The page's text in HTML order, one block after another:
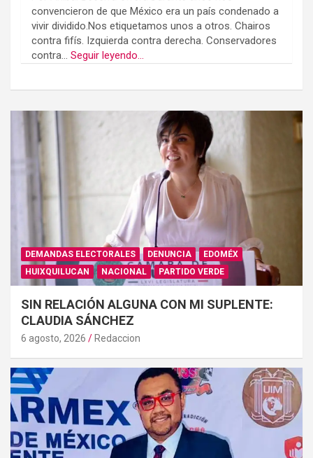
convencieron de que México era un país condenado a
vivir dividido.Nos etiquetamos unos a otros. Chairos
contra fifís. Izquierda contra derecha. Conservadores
contra... Seguir leyendo...
DEMANDAS ELECTORALES DENUNCIA
EDOMÉX
HUIXQUILUCAN
NACIONAL PARTIDO VERDE
SIN RELACIÓN ALGUNA CON MI SUPLENTE:
CLAUDIA SÁNCHEZ
6 agosto, 2026 Redaccion